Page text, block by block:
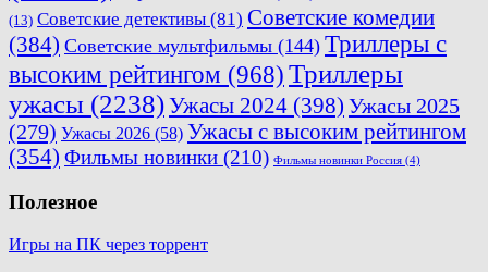
(13) Советские детективы (81) Советские комедии
(384) Советские мультфильмы (144) Триллеры с
высоким рейтингом (968) Триллеры
ужасы (2238)Ужасы 2024 (398) Ужасы 2025
(279) Ужасы 2026 (58) Ужасы с высоким рейтингом
(354) Фильмы новинки (210) Фильмы новинки Россия (4)
Полезное
Игры на ПК через торрент